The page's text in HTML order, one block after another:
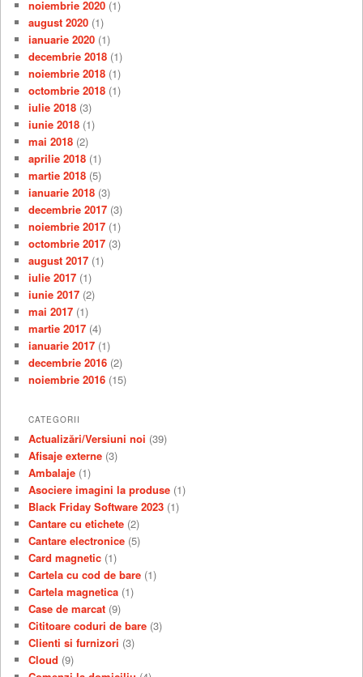
noiembrie 2020(1)
august 2020(1)
ianuarie 2020(1)
decembrie 2018(1)
noiembrie 2018(1)
octombrie 2018(1)
iulie 2018(3)
iunie 2018(1)
mai 2018(2)
aprilie 2018(1)
martie 2018(5)
ianuarie 2018(3)
decembrie 2017(3)
noiembrie 2017(1)
octombrie 2017(3)
august 2017(1)
iulie 2017(1)
iunie 2017(2)
mai 2017(1)
martie 2017(4)
ianuarie 2017(1)
decembrie 2016(2)
noiembrie 2016(15)
CATEGORII
Actualizări/Versiuni noi (39)
Afisaje externe(3)
Ambalaje(1)
Asociere imagini la produse(1)
Black Friday Software 2023(1)
Cantare cu etichete(2)
Cantare electronice(5)
Card magnetic(1)
Cartela cu cod de bare(1)
Cartela magnetica(1)
Case de marcat(9)
Cititoare coduri de bare(3)
Clienti si furnizori (3)
Cloud (9)